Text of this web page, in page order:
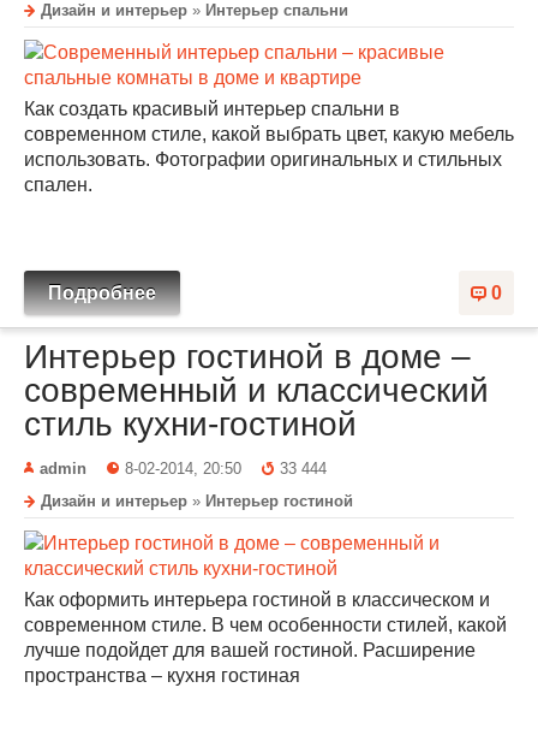
Дизайн и интерьер » Интерьер спальни
Как создать красивый интерьер спальни в
современном стиле, какой выбрать цвет, какую мебель
использовать. Фотографии оригинальных и стильных
спален.
0
Подробнее
Интерьер гостиной в доме –
современный и классический
стиль кухни-гостиной
admin 8-02-2014, 20:50
33 444
Дизайн и интерьер » Интерьер гостиной
Как оформить интерьера гостиной в классическом и
современном стиле. В чем особенности стилей, какой
лучше подойдет для вашей гостиной. Расширение
пространства – кухня гостиная